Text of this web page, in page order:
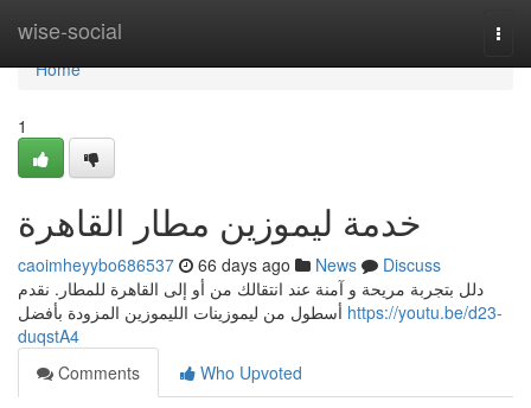
wise-social
Home
Home
1
خدمة ليموزين مطار القاهرة
caoimheyybo686537 66 days ago News
Discuss
دلل بتجربة مريحة و آمنة عند انتقالك من أو إلى القاهرة للمطار. نقدم
https://youtu.be/d23-
duqstA4
Comments
Who Upvoted